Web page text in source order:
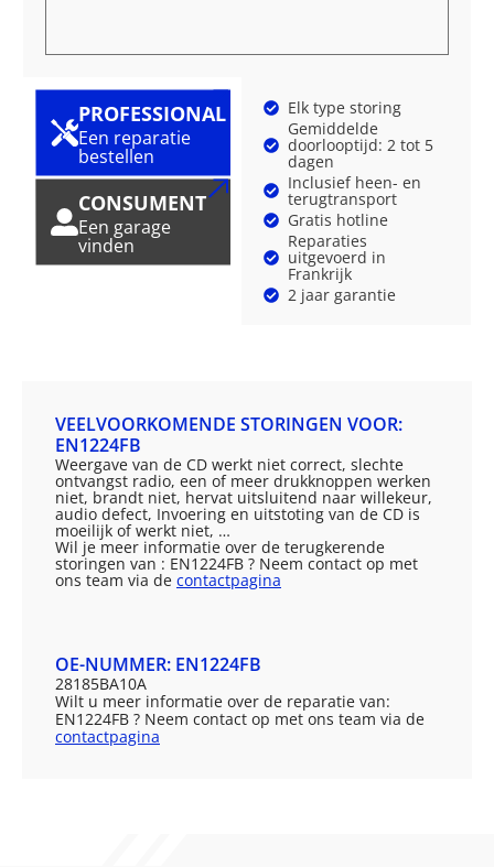
PROFESSIONAL
Een reparatie
bestellen
CONSUMENT
Een garage
vinden
Elk type storing
Gemiddelde
doorlooptijd: 2 tot 5
dagen
Inclusief heen- en
terugtransport
Gratis hotline
Reparaties
uitgevoerd in
Frankrijk
2 jaar garantie
VEELVOORKOMENDE STORINGEN VOOR:
EN1224FB
Weergave van de CD werkt niet correct, slechte
ontvangst radio, een of meer drukknoppen werken
niet, brandt niet, hervat uitsluitend naar willekeur,
audio defect, Invoering en uitstoting van de CD is
moeilijk of werkt niet, …
Wil je meer informatie over de terugkerende
storingen van : EN1224FB ? Neem contact op met
ons team via de contactpagina
OE-NUMMER: EN1224FB
28185BA10A
Wilt u meer informatie over de reparatie van:
EN1224FB ? Neem contact op met ons team via de
contactpagina